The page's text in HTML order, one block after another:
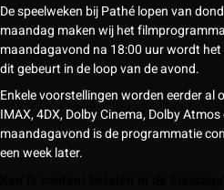
De speelweken bij Pathé lopen van
maandag maken wij het
maandagavond na 18:00 uur wordt
dit gebeurt in de loop van de avond.
Enkele voorstellingen worden eerder al
IMAX, 4DX, Dolby Cinema, Dolby
maandagavond is de programmatie
een week later.